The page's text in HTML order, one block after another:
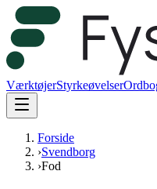
VærktøjerStyrkeøvelser
Forside
›Svendborg
›Fod